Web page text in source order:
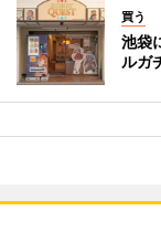
買う
池袋
ルガ